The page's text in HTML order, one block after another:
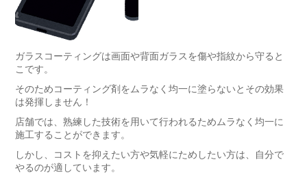
ガラスコーティングは画面や背面ガラスを傷や指紋から守ると
こです。
そのためコーティング剤をムラなく均一に塗らないとその効果
は発揮しません！
店舗では、熟練した技術を用いて行われるためムラなく均一に
施工することができます。
しかし、コストを抑えたい方や気軽にためしたい方は、自分で
やるのが適しています。